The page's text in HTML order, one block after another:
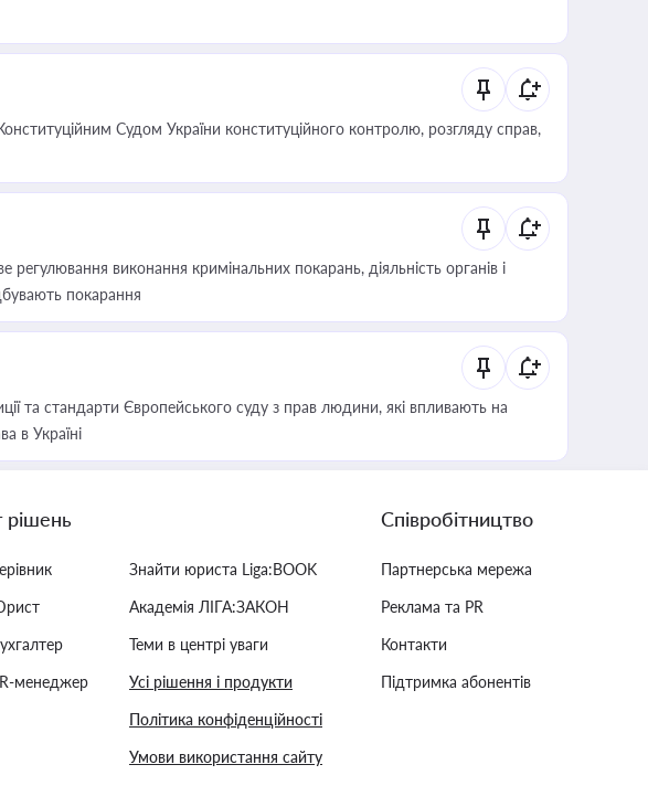
Судом України конституційного контролю, розгляду справ,
регулювання виконання кримінальних покарань, діяльність органів і
покарання
та стандарти Європейського суду з прав людини, які впливають на
в Україні
рішень
менеджер
Знайти юриста Liga:BOOK
Академія ЛІГА:ЗАКОН
Теми в центрі уваги
Усі рішення і продукти
Політика конфіденційності
Умови використання сайту
Співробітництво
Партнерська мережа
Реклама та PR
Контакти
Підтримка абонентів